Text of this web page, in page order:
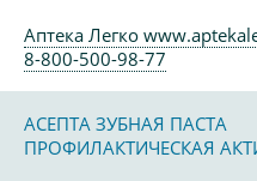
Аптека Легко
8-800-500-98-77
АСЕПТА ЗУБНАЯ ПАСТА
ПРОФИЛАКТИЧЕСКАЯ